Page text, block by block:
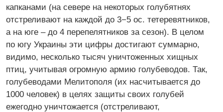
капканами (на севере на некоторых голубятнях
отстреливают на каждой до 3−5 ос. тетеревятников,
а на юге – до 4 перепелятников за сезон). В целом
по югу Украины эти цифры достигают суммарно,
видимо, несколько тысяч уничтоженных хищных
птиц, учитывая огромную армию голубеводов. Так,
голубеводами Мелитополя (их насчитывается до
1000 человек) в целях защиты своих голубей
ежегодно уничтожается (отстреливают,